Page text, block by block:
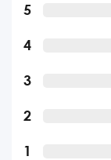
5
4
3
2
1